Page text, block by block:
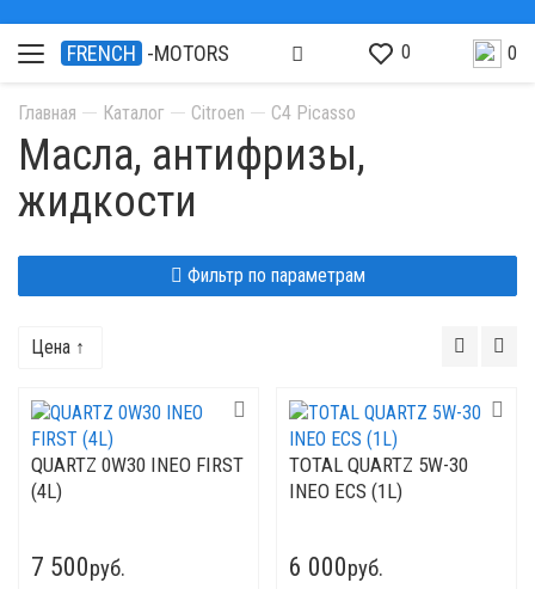
FRENCH -MOTORS 0 0
Главная Каталог Citroen C4 Picasso
Масла, антифризы,
жидкости
Фильтр по параметрам
Цена ↑
QUARTZ 0W30 INEO FIRST
(4L)
7 500руб.
TOTAL QUARTZ 5W-30
INEO ECS (1L)
6 000руб.